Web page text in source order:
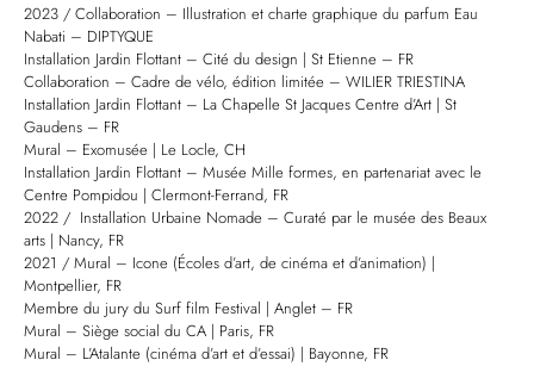
2023 / Collaboration – Illustration et charte graphique du parfum Eau
Nabati – DIPTYQUE
Installation Jardin Flottant – Cité du design | St Etienne – FR
Collaboration – Cadre de vélo, édition limitée – WILIER TRIESTINA
Installation Jardin Flottant – La Chapelle St Jacques Centre d’Art | St
Gaudens – FR
Mural – Exomusée | Le Locle, CH
Installation Jardin Flottant – Musée Mille formes, en partenariat avec le
Centre Pompidou | Clermont-Ferrand, FR
2022 / Installation Urbaine Nomade – Curaté par le musée des Beaux
arts | Nancy, FR
2021 / Mural – Icone (Écoles d’art, de cinéma et d’animation) |
Montpellier, FR
Membre du jury du Surf film Festival | Anglet – FR
Mural – Siège social du CA | Paris, FR
Mural – L’Atalante (cinéma d’art et d’essai) | Bayonne, FR